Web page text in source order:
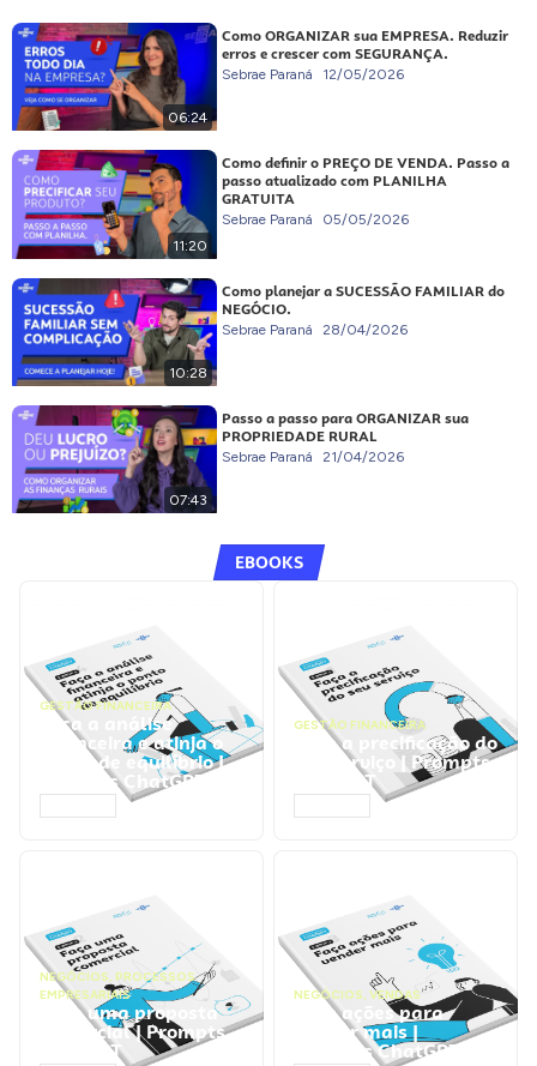
06:24
Como ORGANIZAR sua EMPRESA. Reduzir
erros e crescer com SEGURANÇA.
Sebrae Paraná 12/05/2026
11:20
Como definir o PREÇO DE VENDA. Passo a
passo atualizado com PLANILHA
GRATUITA
Sebrae Paraná 05/05/2026
10:28
Como planejar a SUCESSÃO FAMILIAR do
NEGÓCIO.
Sebrae Paraná 28/04/2026
07:43
Passo a passo para ORGANIZAR sua
PROPRIEDADE RURAL
Sebrae Paraná 21/04/2026
EBOOKS
GESTÃO FINANCEIRA
Faça a análise
financeira e atinja o
ponto de equilíbrio |
Prompts ChatGPT
GESTÃO FINANCEIRA
Faça a precificação do
seu serviço | Prompts
ChatGPT
NEGÓCIOS, PROCESSOS
EMPRESARIAIS
Faça uma proposta
comercial | Prompts
ChatGPT
NEGÓCIOS, VENDAS
Faça ações para
vender mais |
Prompts ChatGPT